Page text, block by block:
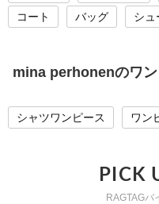
コート
バッグ シュ
mina perhonenのワ
シャツワンピース ワン
PICK
RAGTAGバ